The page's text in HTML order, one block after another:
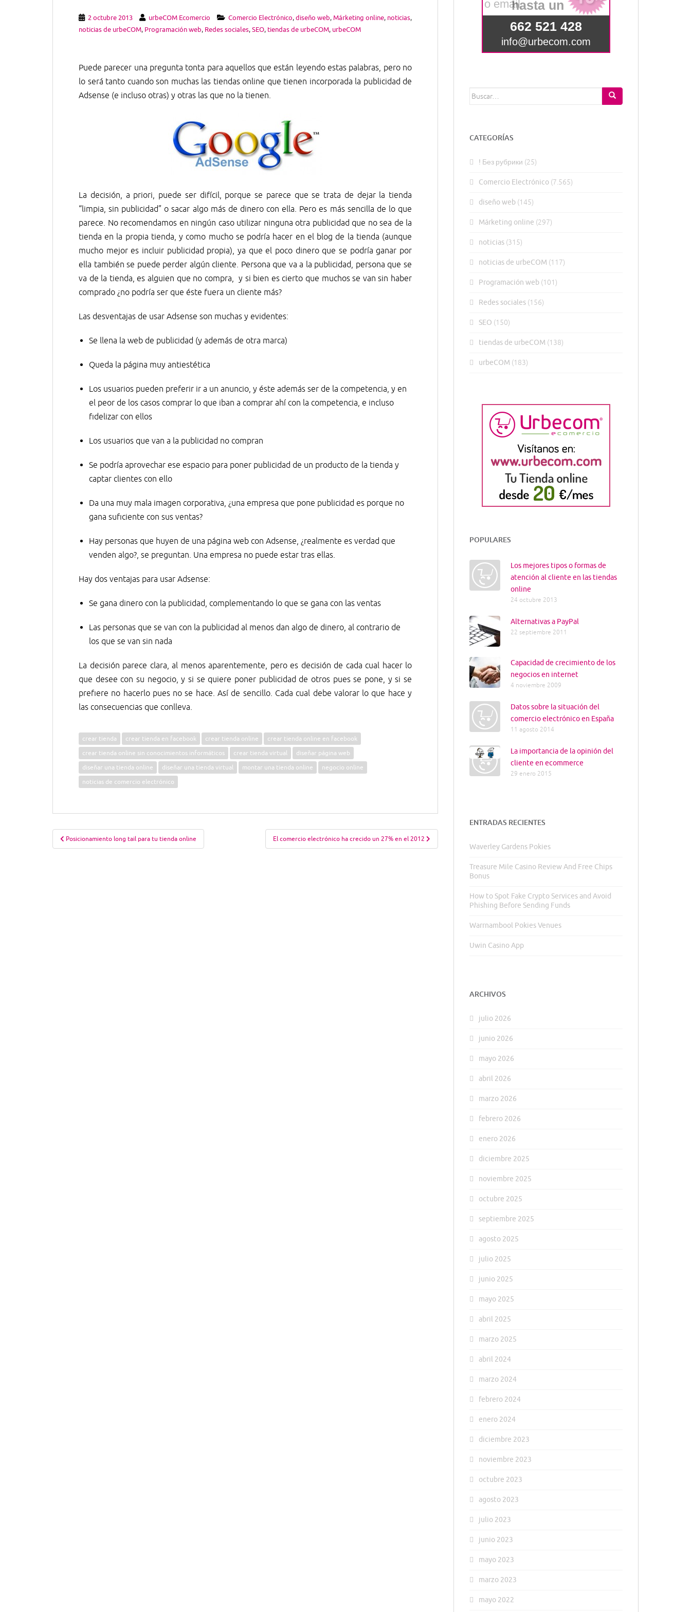
2 octubre 2013 urbeCOM Ecomercio Comercio Electrónico,diseño web,Márketing online, noticias,
noticias de urbeCOM, Programación web, Redes sociales,SEO, tiendas de urbeCOM, urbeCOM
Puede parecer una pregunta tonta para aquellos que están leyendo estas palabras, pero no
lo será tanto cuando son muchas las tiendas online que tienen incorporada la publicidad de
Adsense (e incluso otras) y otras las que no la tienen.
La decisión, a priori, puede ser difícil, porque se parece que se trata de dejar la tienda
“limpia, sin publicidad” o sacar algo más de dinero con ella. Pero es más sencilla de lo que
parece. No recomendamos en ningún caso utilizar ninguna otra publicidad que no sea de la
tienda en la propia tienda, y como mucho se podría hacer en el blog de la tienda (aunque
mucho mejor es incluir publicidad propia), ya que el poco dinero que se podría ganar por
ella también se puede perder algún cliente. Persona que va a la publicidad, persona que se
va de la tienda, es alguien que no compra, y si bien es cierto que muchos se van sin haber
comprado ¿no podría ser que éste fuera un cliente más?
Las desventajas de usar Adsense son muchas y evidentes:
Se llena la web de publicidad (y además de otra marca)
Queda la página muy antiestética
Los usuarios pueden preferir ir a un anuncio, y éste además ser de la competencia, y en
el peor de los casos comprar lo que iban a comprar ahí con la competencia, e incluso
fidelizar con ellos
Los usuarios que van a la publicidad no compran
Se podría aprovechar ese espacio para poner publicidad de un producto de la tienda y
captar clientes con ello
Da una muy mala imagen corporativa, ¿una empresa que pone publicidad es porque no
gana suficiente con sus ventas?
Hay personas que huyen de una página web con Adsense, ¿realmente es verdad que
venden algo?, se preguntan. Una empresa no puede estar tras ellas.
Hay dos ventajas para usar Adsense:
Se gana dinero con la publicidad, complementando lo que se gana con las ventas
Las personas que se van con la publicidad al menos dan algo de dinero, al contrario de
los que se van sin nada
La decisión parece clara, al menos aparentemente, pero es decisión de cada cual hacer lo
que desee con su negocio, y si se quiere poner publicidad de otros pues se pone, y si se
prefiere no hacerlo pues no se hace. Así de sencillo. Cada cual debe valorar lo que hace y
las consecuencias que conlleva.
crear tienda crear tienda en facebook crear tienda online
crear tienda online en facebook
crear tienda online sin conocimientos informáticos
crear tienda virtual
diseñar página web
diseñar una tienda online
diseñar una tienda virtual montar una tienda online
negocio online
noticias de comercio electrónico
Navegación
de
Posicionamiento long tail para tu tienda online El comercio electrónico ha crecido un 27% en el 2012
Buscar:
CATEGORÍAS
! Без рубрики (25)
Comercio Electrónico (7.565)
diseño web (145)
Márketing online (297)
noticias (315)
noticias de urbeCOM (117)
Programación web (101)
Redes sociales (156)
SEO (150)
tiendas de urbeCOM (138)
urbeCOM (183)
POPULARES
Los mejores tipos o formas de
atención al cliente en las tiendas
online
24 octubre 2013
Alternativas a PayPal
22 septiembre 2011
Capacidad de crecimiento de los
negocios en internet
4 noviembre 2009
Datos sobre la situación del
comercio electrónico en España
11 agosto 2014
La importancia de la opinión del
cliente en ecommerce
29 enero 2015
ENTRADAS RECIENTES
Waverley Gardens Pokies
Treasure Mile Casino Review And Free Chips
Bonus
How to Spot Fake Crypto Services and Avoid
Phishing Before Sending Funds
Warrnambool Pokies Venues
Uwin Casino App
ARCHIVOS
julio 2026
junio 2026
mayo 2026
abril 2026
marzo 2026
febrero 2026
enero 2026
diciembre 2025
noviembre 2025
octubre 2025
septiembre 2025
agosto 2025
julio 2025
junio 2025
mayo 2025
abril 2025
marzo 2025
abril 2024
marzo 2024
febrero 2024
enero 2024
diciembre 2023
noviembre 2023
octubre 2023
agosto 2023
julio 2023
junio 2023
mayo 2023
marzo 2023
mayo 2022